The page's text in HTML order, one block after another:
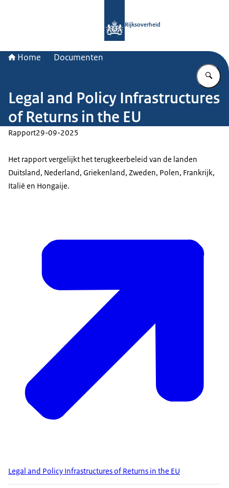
Rijksoverheid
Home Documenten
Legal and Policy Infrastructures
of Returns in the EU
Rapport29-09-2025
Het rapport vergelijkt het terugkeerbeleid van de landen
Duitsland, Nederland, Griekenland, Zweden, Polen, Frankrijk,
Italië en Hongaije.
Legal and Policy Infrastructures of Returns in the EU